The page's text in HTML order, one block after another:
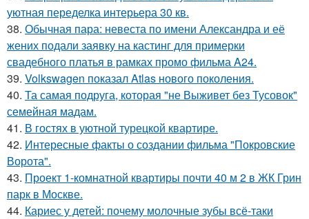
уютная переделка интерьера 30 кв.
38. Обычная пара: невеста по имени Александра и её
жених подали заявку на кастинг для примерки
свадебного платья в рамках промо фильма A24.
39. Volkswagen показал Atlas нового поколения.
40. Та самая подруга, которая "не Выживет без Тусовок"
семейная мадам.
41. В гостях в уютной турецкой квартире.
42. Интересные факты о создании фильма "Покровские
Ворота".
43. Проект 1-комнатной квартиры почти 40 м 2 в ЖК Грин
парк в Москве.
44. Кариес у детей: почему молочные зубы всё-таки